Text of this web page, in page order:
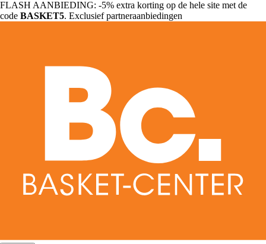
FLASH AANBIEDING: -5% extra korting op de hele site met de
code BASKET5. Exclusief partneraanbiedingen